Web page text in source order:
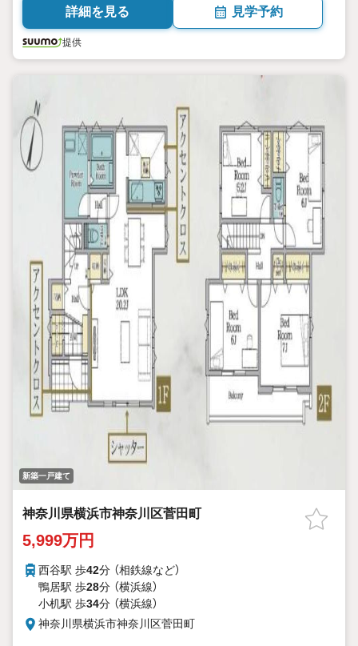
詳細を見る 見学予約
提供
新築一戸建て
神奈川県横浜市神奈川区菅田町
5,999万円
西谷駅 歩42分 （相鉄線など）
鴨居駅 歩28分 （横浜線）
小机駅 歩34分 （横浜線）
神奈川県横浜市神奈川区菅田町